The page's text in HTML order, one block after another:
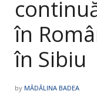
în
în Sibiu
by MĂDĂLINA BADEA